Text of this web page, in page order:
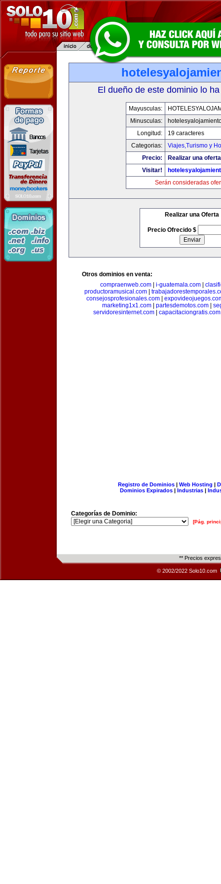
El dueño de este dominio lo
Mayusculas:
Minusculas:
Longitud:
19 caracteres
Categorias:
Viajes,Turismo y
Precio:
Realizar una
Visitar!
Serán consideradas
Realizar una Oferta
Precio Ofrecido $
Otros dominios en venta:
compraenweb.com| i-guatemala.com|
productoramusical.com
consejosprofesionales.com|
marketing1x1.com| partesdemotos.com|
servidoresinternet.com| capacitaciongratis.com
Registro de Dominios| Web Hosting |
Dominios Expirados | Industrias |
Categorías de Dominio:
[Pág.
** Precios
© 2002/2022 Solo10.com